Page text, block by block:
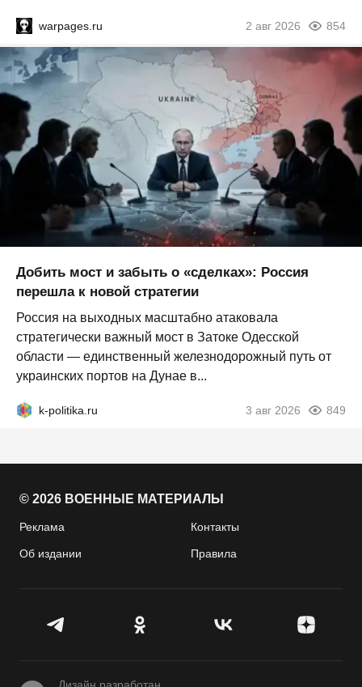
warpages.ru 2 авг 2026 854
Добить мост и забыть о «сделках»: Россия
перешла к новой стратегии
Россия на выходных масштабно атаковала
стратегически важный мост в Затоке Одесской
области — единственный железнодорожный путь от
украинских портов на Дунае в...
k-politika.ru 3 авг 2026 849
© 2026 ВОЕННЫЕ МАТЕРИАЛЫ
Реклама Контакты
Об издании Правила